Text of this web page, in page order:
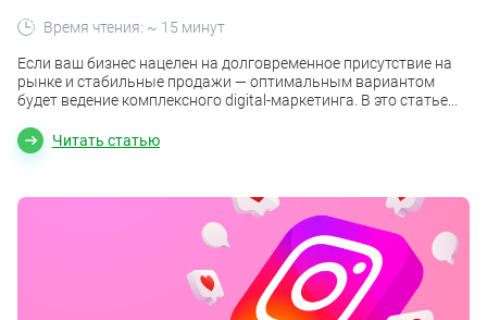
Если ваш бизнес нацелен на долговременное присутствие на
рынке и стабильные продажи — оптимальным вариантом
будет ведение комплексного digital-маркетинга. В это статье...
Читать статью
Время чтения: ~ 15 минут